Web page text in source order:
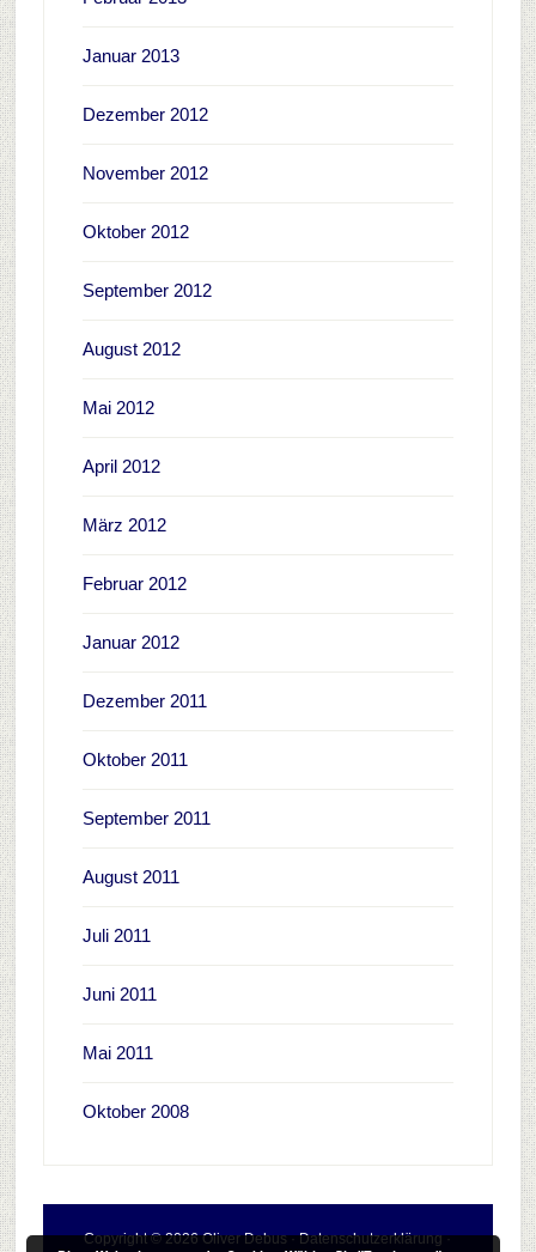
Januar 2013
Dezember 2012
November 2012
Oktober 2012
September 2012
August 2012
Mai 2012
April 2012
März 2012
Februar 2012
Januar 2012
Dezember 2011
Oktober 2011
September 2011
August 2011
Juli 2011
Juni 2011
Mai 2011
Oktober 2008
Copyright © 2026 Oliver Debus ·Datenschutzerklärung·